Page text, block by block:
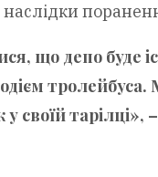
що депо буде
тролейбуса.
своїй тарілці»,